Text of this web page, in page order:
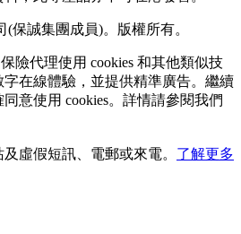
保誠集團成員)。版權所有。
險代理使用 cookies 和其他類似技
在線體驗，並提供精準廣告。繼續
意使用 cookies。詳情請參閱我們
虛假短訊、電郵或來電。 了解更多